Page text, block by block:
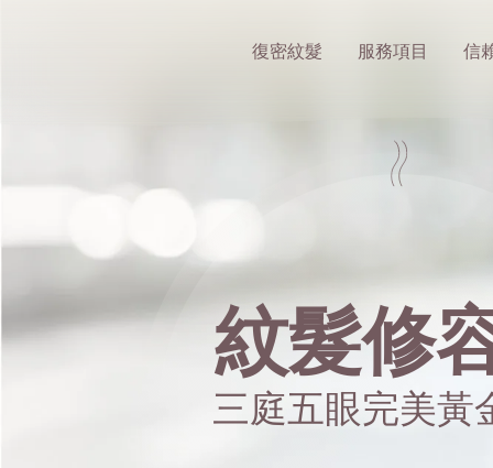
復密紋髮 服務項目 信
紋髮修
三庭五眼完美黃
髮際線
完美重現脫髮前的
紋髮修
三庭五眼完美黃